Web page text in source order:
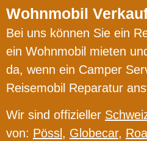
Wohnmobil
Bei uns können Sie ein
ein Wohnmobil mieten
da, wenn ein Camper
Reisemobil Reparatur
Wir sind offizieller
von: Pössl , Globecar,